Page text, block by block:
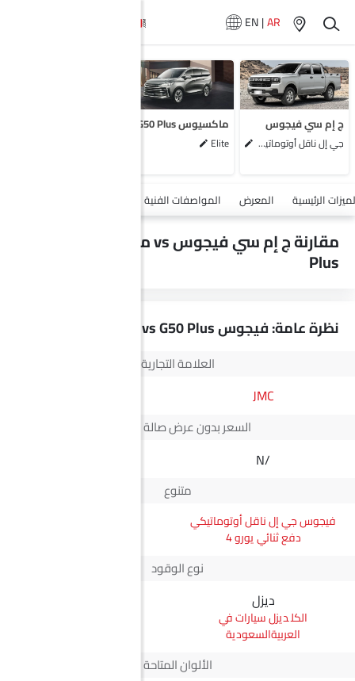
EN|AR
ج إم سي فيجوس
جي إل ناقل أوتوماتيكي دفع ثنائي يورو 4
ماكسيوس G50 Plus
Elite
الرئيسية المعرض المواصفات الفنية
Plus
نظرة عامة: فيجوس vs G50 Plus
العلامة التجارية
JMC
السعر بدون عرض صالة العرض*
N/A
متنوع
فيجوس جي إل ناقل أوتوماتيكي
دفع ثنائي يورو 4
نوع الوقود
ديزل
ديزل سيارات في
العربيةالسعودية
الألوان المتاحة